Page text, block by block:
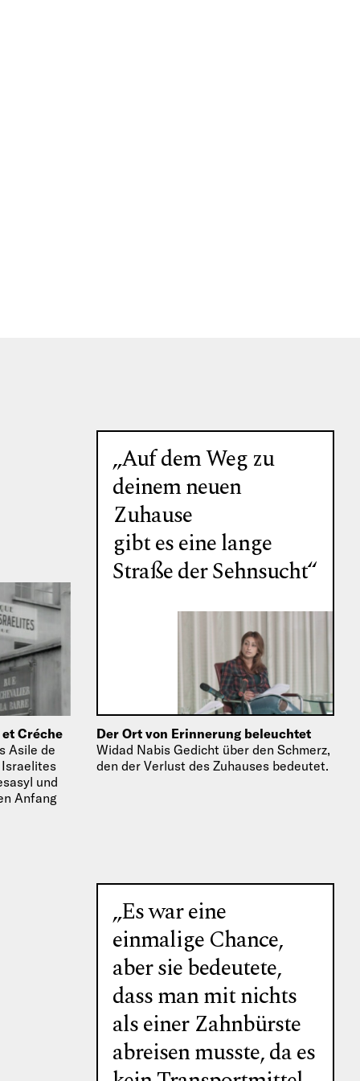
Créche
Asile de
Israelites
und
Anfang
„Auf dem Weg zu
deinem neuen
Zuhause
gibt es eine lange
Straße der Sehnsucht“
Der Ort von Erinnerung beleuchtet
Widad Nabis Gedicht über den Schmerz,
den der Verlust des Zuhauses bedeutet.
„Es war eine
einmalige Chance,
aber sie bedeutete,
dass man mit nichts
als einer Zahnbürste
abreisen musste, da es